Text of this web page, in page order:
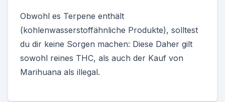
Obwohl es Terpene enthält
(kohlenwasserstoffähnliche Produkte), solltest
du dir keine Sorgen machen: Diese Daher gilt
sowohl reines THC, als auch der Kauf von
Marihuana als illegal.